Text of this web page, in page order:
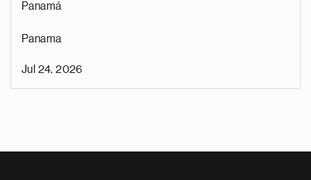
Panamá
Panama
Jul 24, 2026